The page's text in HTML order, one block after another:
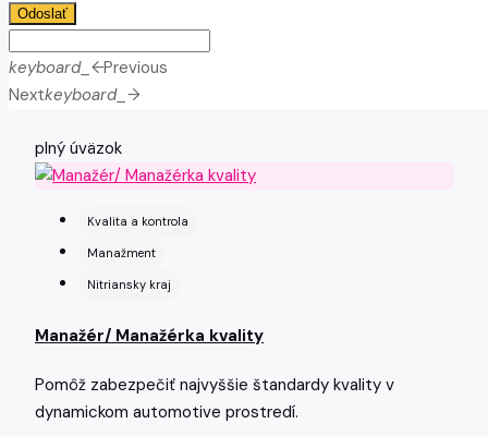
Odoslať
keyboard_arrow_leftPrevious
Nextkeyboard_arrow_right
plný úväzok
Kvalita a kontrola
Manažment
Nitriansky kraj
Manažér/ Manažérka kvality
Pomôž zabezpečiť najvyššie štandardy kvality v
dynamickom automotive prostredí.